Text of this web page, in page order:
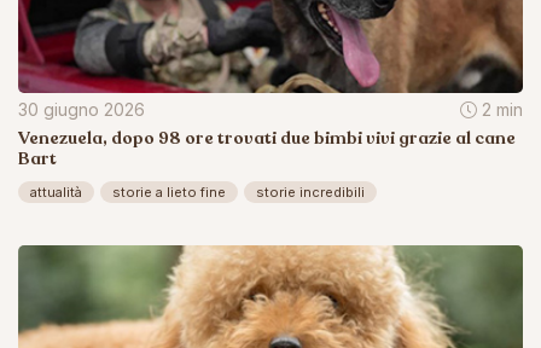
30 giugno 2026 2 min
Venezuela, dopo 98 ore trovati due bimbi vivi grazie al cane
Bart
attualità storie a lieto fine storie incredibili